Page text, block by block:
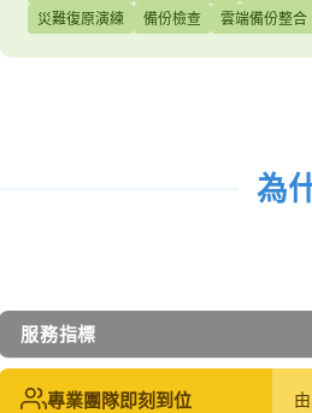
災難復原演練
備份檢查 雲端備份整合
為
服務指標
專業團隊即刻到位